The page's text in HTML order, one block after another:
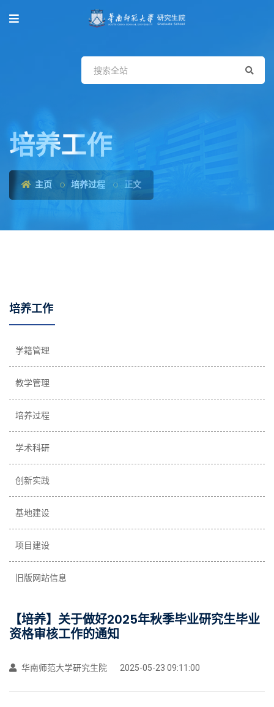
培养工作
主页 培养过程 正文
培养工作
学籍管理
教学管理
培养过程
学术科研
创新实践
基地建设
项目建设
旧版网站信息
【培养】关于做好2025年秋季毕业研究生毕业
资格审核工作的通知
华南师范大学研究生院 2025-05-23 09:11:00